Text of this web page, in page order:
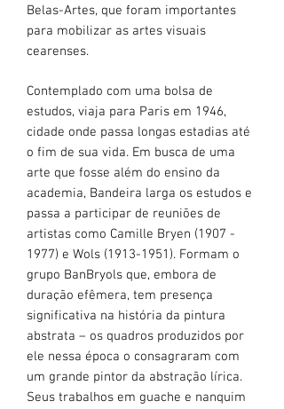
Belas-Artes, que foram importantes
para mobilizar as artes visuais
cearenses.
Contemplado com uma bolsa de
estudos, viaja para Paris em 1946,
cidade onde passa longas estadias até
o fim de sua vida. Em busca de uma
arte que fosse além do ensino da
academia, Bandeira larga os estudos e
passa a participar de reuniões de
artistas como Camille Bryen (1907 -
1977) e Wols (1913-1951). Formam o
grupo BanBryols que, embora de
duração efêmera, tem presença
significativa na história da pintura
abstrata – os quadros produzidos por
ele nessa época o consagraram com
um grande pintor da abstração lírica.
Seus trabalhos em guache e nanquim